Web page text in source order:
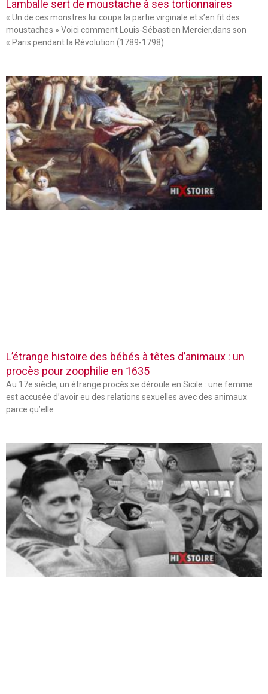
Lamballe sert de moustache à ses tortionnaires
« Un de ces monstres lui coupa la partie virginale et s’en fit des
moustaches » Voici comment Louis-Sébastien Mercier,dans son
« Paris pendant la Révolution (1789-1798)
L’étrange histoire des bébés à têtes d’animaux : un
procès pour zoophilie en 1635
Au 17e siècle, un étrange procès se déroule en Sicile : une femme
est accusée d’avoir eu des relations sexuelles avec des animaux
parce qu’elle